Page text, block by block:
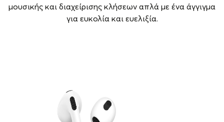
μουσικής και διαχείρισης κλήσεων απλά με ένα άγγιγμα
για ευκολία και ευελιξία.